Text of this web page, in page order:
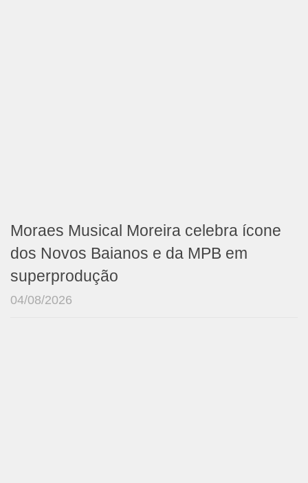
Moraes Musical Moreira celebra ícone
dos Novos Baianos e da MPB em
superprodução
04/08/2026